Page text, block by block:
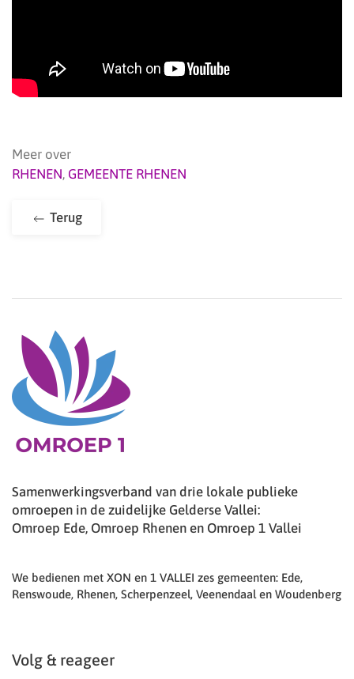
Meer over
RHENEN, GEMEENTE RHENEN
Terug
Samenwerkingsverband van drie lokale publieke
omroepen in de zuidelijke Gelderse Vallei:
Omroep Ede, Omroep Rhenen en Omroep 1 Vallei
We bedienen met XON en 1 VALLEI zes gemeenten: Ede,
Renswoude, Rhenen, Scherpenzeel, Veenendaal en Woudenberg
Volg & reageer